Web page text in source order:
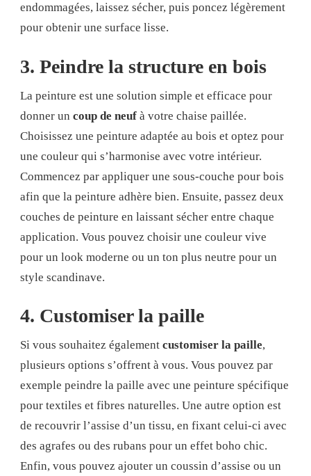
endommagées, laissez sécher, puis poncez légèrement
pour obtenir une surface lisse.
3. Peindre la structure en bois
La peinture est une solution simple et efficace pour
donner un coup de neuf à votre chaise paillée.
Choisissez une peinture adaptée au bois et optez pour
une couleur qui s’harmonise avec votre intérieur.
Commencez par appliquer une sous-couche pour bois
afin que la peinture adhère bien. Ensuite, passez deux
couches de peinture en laissant sécher entre chaque
application. Vous pouvez choisir une couleur vive
pour un look moderne ou un ton plus neutre pour un
style scandinave.
4. Customiser la paille
Si vous souhaitez également customiser la paille,
plusieurs options s’offrent à vous. Vous pouvez par
exemple peindre la paille avec une peinture spécifique
pour textiles et fibres naturelles. Une autre option est
de recouvrir l’assise d’un tissu, en fixant celui-ci avec
des agrafes ou des rubans pour un effet boho chic.
Enfin, vous pouvez ajouter un coussin d’assise ou un